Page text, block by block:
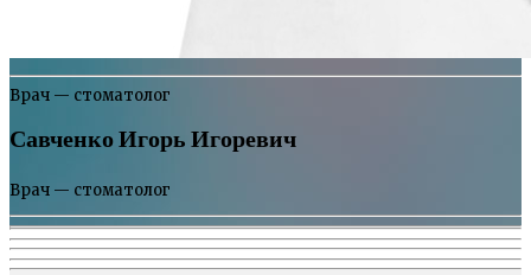
Врач — стоматолог
Савченко Игорь Игоревич
Врач — стоматолог